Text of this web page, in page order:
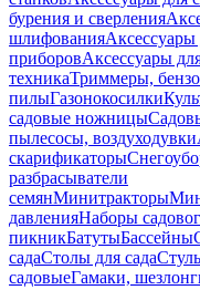
бурения и сверления
шлифования
приборовАксессуары
техникаТриммеры,
пилыГазонокосилки
садовые ножницы
пылесосы, воздуходувки
скарификаторы
разбрасыватели
семянМинитракторы
давленияНаборы
пикникБатутыБассейны
садаСтолы для сада
садовыеГамаки,